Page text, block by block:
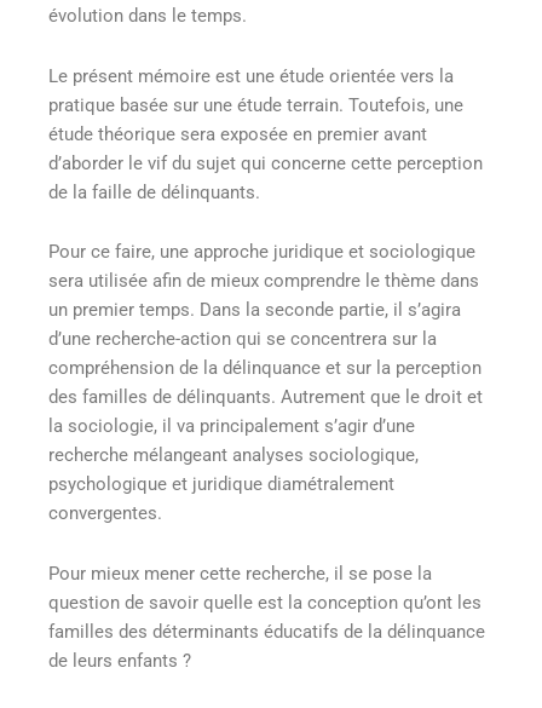
évolution dans le temps.
Le présent mémoire est une étude orientée vers la
pratique basée sur une étude terrain. Toutefois, une
étude théorique sera exposée en premier avant
d’aborder le vif du sujet qui concerne cette perception
de la faille de délinquants.
Pour ce faire, une approche juridique et sociologique
sera utilisée afin de mieux comprendre le thème dans
un premier temps. Dans la seconde partie, il s’agira
d’une recherche-action qui se concentrera sur la
compréhension de la délinquance et sur la perception
des familles de délinquants. Autrement que le droit et
la sociologie, il va principalement s’agir d’une
recherche mélangeant analyses sociologique,
psychologique et juridique diamétralement
convergentes.
Pour mieux mener cette recherche, il se pose la
question de savoir quelle est la conception qu’ont les
familles des déterminants éducatifs de la délinquance
de leurs enfants ?